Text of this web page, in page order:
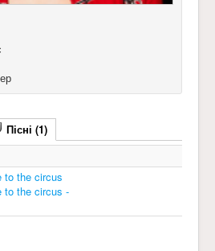
Пісні (1)
to the circus
to the circus -